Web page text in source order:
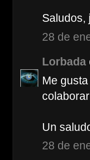
Saludos,
28 de
Lorbada
Me
Un
28 de